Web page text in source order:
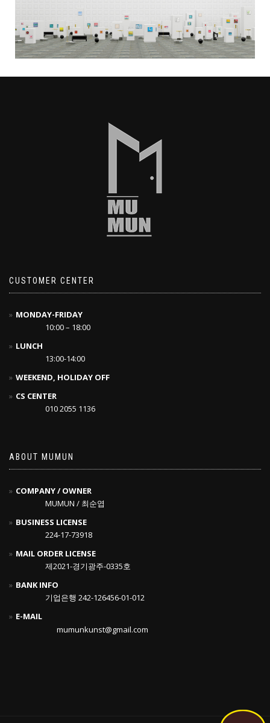
CUSTOMER CENTER
MONDAY-FRIDAY
10:00 – 18:00
LUNCH
13:00-14:00
WEEKEND, HOLIDAY OFF
CS CENTER
010 2055 1136
ABOUT MUMUN
COMPANY / OWNER
MUMUN / 최순엽
BUSINESS LICENSE
224-17-73918
MAIL ORDER LICENSE
제2021-경기광주-0335호
BANK INFO
기업은행 242-126456-01-012
E-MAIL
mumunkunst@gmail.com